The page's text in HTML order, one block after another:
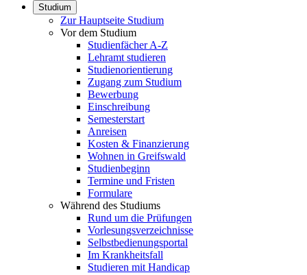
Studium
Zur Hauptseite Studium
Vor dem Studium
Studienfächer A-Z
Lehramt studieren
Studienorientierung
Zugang zum Studium
Bewerbung
Einschreibung
Semesterstart
Anreisen
Kosten & Finanzierung
Wohnen in Greifswald
Studienbeginn
Termine und Fristen
Formulare
Während des Studiums
Rund um die Prüfungen
Vorlesungsverzeichnisse
Selbstbedienungsportal
Im Krankheitsfall
Studieren mit Handicap